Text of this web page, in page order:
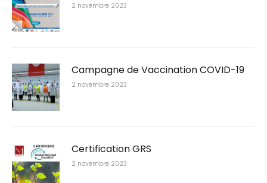
2 novembre 2023
Campagne de Vaccination COVID-19
2 novembre 2023
Certification GRS
2 novembre 2023